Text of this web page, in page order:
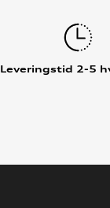
Leveringstid 2-5